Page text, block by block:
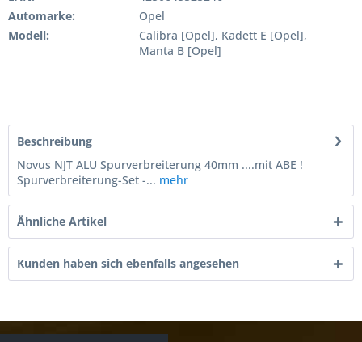
Automarke:
Opel
Modell:
Calibra [Opel], Kadett E [Opel],
Manta B [Opel]
Beschreibung
Novus NJT ALU Spurverbreiterung 40mm ....mit ABE !
Spurverbreiterung-Set -... mehr
Ähnliche Artikel
Kunden haben sich ebenfalls angesehen